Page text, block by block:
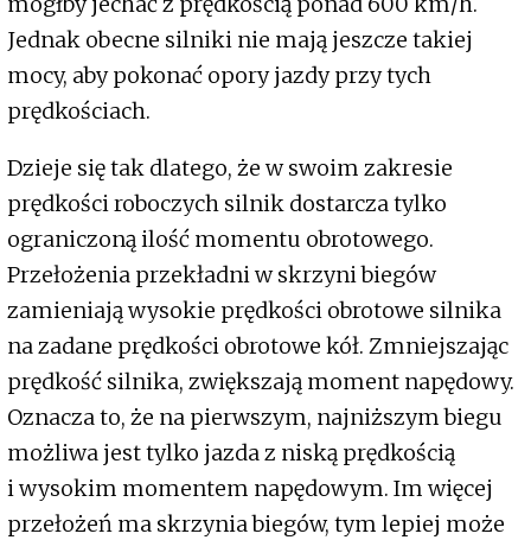
Jednak obecne silniki nie mają jeszcze takiej
mocy, aby pokonać opory jazdy przy tych
prędkościach.
Dzieje się tak dlatego, że w swoim zakresie
prędkości roboczych silnik dostarcza tylko
ograniczoną ilość momentu obrotowego.
Przełożenia przekładni w skrzyni biegów
zamieniają wysokie prędkości obrotowe silnika
na zadane prędkości obrotowe kół. Zmniejszając
prędkość silnika, zwiększają moment napędowy.
Oznacza to, że na pierwszym, najniższym biegu
możliwa jest tylko jazda z niską prędkością
i wysokim momentem napędowym. Im więcej
przełożeń ma skrzynia biegów, tym lepiej może